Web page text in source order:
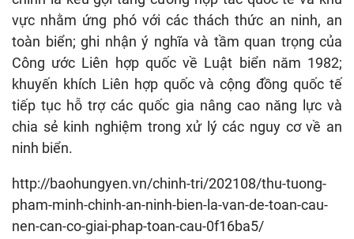
vực nhằm ứng phó với các thách thức an ninh, an
toàn biển; ghi nhận ý nghĩa và tầm quan trọng của
Công ước Liên hợp quốc về Luật biển năm 1982;
khuyến khích Liên hợp quốc và cộng đồng quốc tế
tiếp tục hỗ trợ các quốc gia nâng cao năng lực và
chia sẻ kinh nghiệm trong xử lý các nguy cơ về an
ninh biển.
http://baohungyen.vn/chinh-tri/202108/thu-tuong-
pham-minh-chinh-an-ninh-bien-la-van-de-toan-cau-
nen-can-co-giai-phap-toan-cau-0f16ba5/